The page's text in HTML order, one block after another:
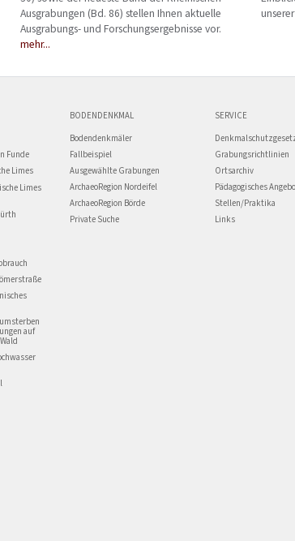
Ausgrabungen (Bd. 86) stellen Ihnen aktuelle
Ausgrabungs- und Forschungsergebnisse vor.
mehr...
Funde
Limes
Limes
auf
BODENDENKMAL
Bodendenkmäler
Fallbeispiel
Ausgewählte Grabungen
ArchaeoRegion Nordeifel
ArchaeoRegion Börde
Private Suche
SERVICE
Grabungsrichtlinien
Ortsarchiv
Pädagogisches
Stellen/Praktika
Links